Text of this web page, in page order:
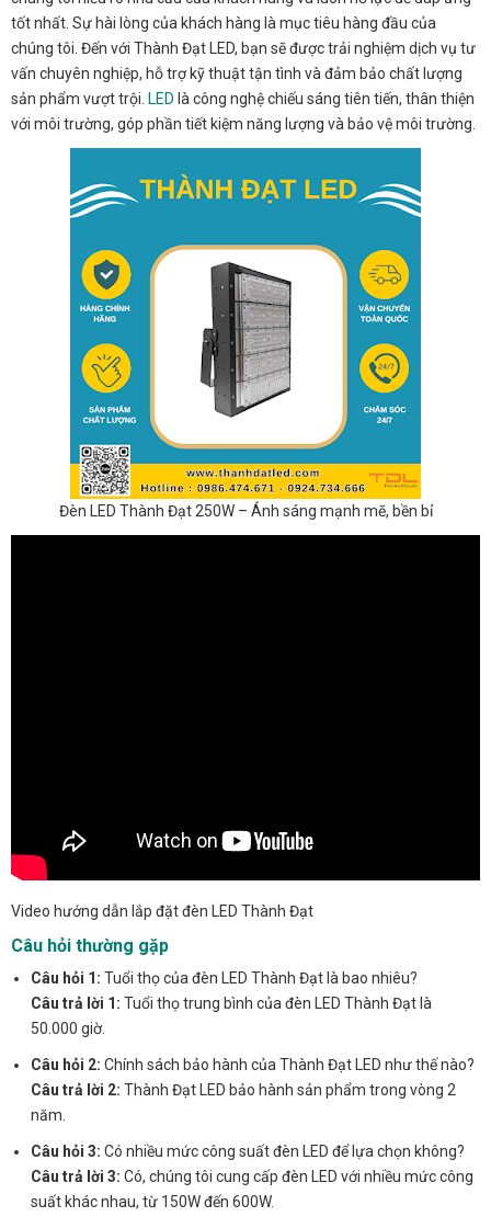
tốt nhất. Sự hài lòng của khách hàng là mục tiêu hàng đầu của
chúng tôi. Đến với Thành Đạt LED, bạn sẽ được trải nghiệm dịch vụ tư
vấn chuyên nghiệp, hỗ trợ kỹ thuật tận tình và đảm bảo chất lượng
sản phẩm vượt trội. LED là công nghệ chiếu sáng tiên tiến, thân thiện
với môi trường, góp phần tiết kiệm năng lượng và bảo vệ môi trường.
Đèn LED Thành Đạt 250W – Ánh sáng mạnh mẽ, bền bỉ
Video hướng dẫn lắp đặt đèn LED Thành Đạt
Câu hỏi thường gặp
Câu hỏi 1: Tuổi thọ của đèn LED Thành Đạt là bao nhiêu?
Câu trả lời 1: Tuổi thọ trung bình của đèn LED Thành Đạt là
50.000 giờ.
Câu hỏi 2: Chính sách bảo hành của Thành Đạt LED như thế nào?
Câu trả lời 2: Thành Đạt LED bảo hành sản phẩm trong vòng 2
năm.
Câu hỏi 3: Có nhiều mức công suất đèn LED để lựa chọn không?
Câu trả lời 3: Có, chúng tôi cung cấp đèn LED với nhiều mức công
suất khác nhau, từ 150W đến 600W.